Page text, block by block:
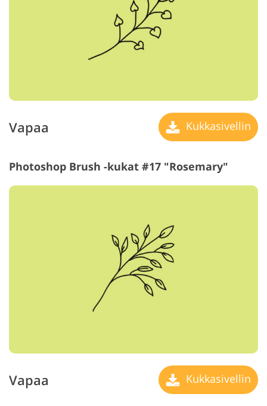
Vapaa Kukkasivellin
Photoshop Brush -kukat #17 "Rosemary"
Vapaa Kukkasivellin